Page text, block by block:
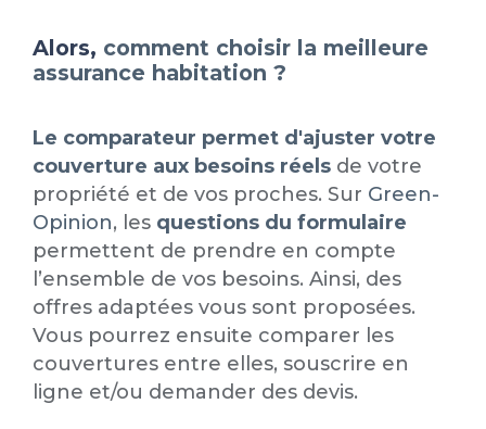
Alors, comment choisir la meilleure
assurance habitation ?
Le comparateur permet d'ajuster votre
couverture aux besoins réels de votre
propriété et de vos proches. Sur Green-
Opinion, les questions du formulaire
permettent de prendre en compte
l’ensemble de vos besoins. Ainsi, des
offres adaptées vous sont proposées.
Vous pourrez ensuite comparer les
couvertures entre elles, souscrire en
ligne et/ou demander des devis.